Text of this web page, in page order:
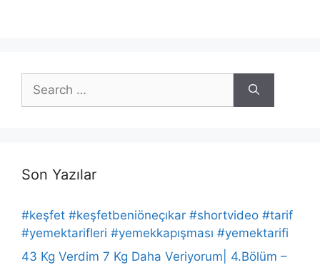
for:
Son Yazılar
#keşfet #keşfetbeniöneçıkar #shortvideo #tarif
#yemektarifleri #yemekkapışması #yemektarifi
43 Kg Verdim 7 Kg Daha Veriyorum| 4.Bölüm –